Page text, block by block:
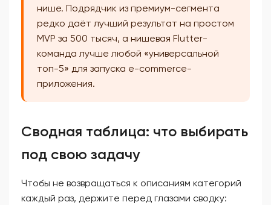
нише. Подрядчик из премиум-сегмента
редко даёт лучший результат на простом
MVP за 500 тысяч, а нишевая Flutter-
команда лучше любой «универсальной
топ-5» для запуска e-commerce-
приложения.
Сводная таблица: что выбирать
под свою задачу
Чтобы не возвращаться к описаниям категорий
каждый раз, держите перед глазами сводку: